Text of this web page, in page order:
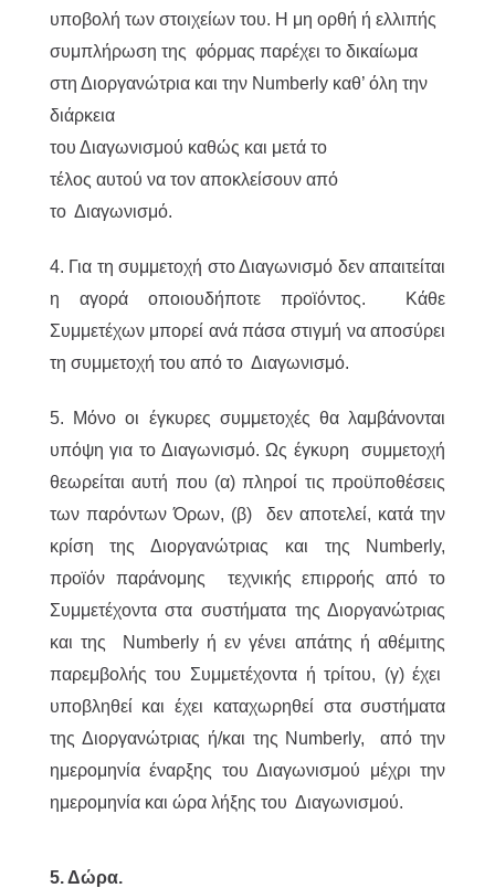
υποβολή των στοιχείων του. Η μη ορθή ή ελλιπής
συμπλήρωση της φόρμας παρέχει το δικαίωμα
στη Διοργανώτρια και την Numberly καθ’ όλη την
διάρκεια
του Διαγωνισμού καθώς και μετά το
τέλος αυτού να τον αποκλείσουν από
το Διαγωνισμό.
4. Για τη συμμετοχή στο Διαγωνισμό δεν απαιτείται
η αγορά οποιουδήποτε προϊόντος. Κάθε
Συμμετέχων μπορεί ανά πάσα στιγμή να αποσύρει
τη συμμετοχή του από το Διαγωνισμό.
5. Μόνο οι έγκυρες συμμετοχές θα λαμβάνονται
υπόψη για το Διαγωνισμό. Ως έγκυρη συμμετοχή
θεωρείται αυτή που (α) πληροί τις προϋποθέσεις
των παρόντων Όρων, (β) δεν αποτελεί, κατά την
κρίση της Διοργανώτριας και της Numberly,
προϊόν παράνομης τεχνικής επιρροής από το
Συμμετέχοντα στα συστήματα της Διοργανώτριας
και της Numberly ή εν γένει απάτης ή αθέμιτης
παρεμβολής του Συμμετέχοντα ή τρίτου, (γ) έχει
υποβληθεί και έχει καταχωρηθεί στα συστήματα
της Διοργανώτριας ή/και της Numberly, από την
ημερομηνία έναρξης του Διαγωνισμού μέχρι την
ημερομηνία και ώρα λήξης του Διαγωνισμού.
5. Δώρα.